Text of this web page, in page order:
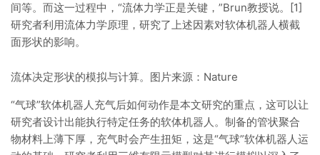
间等。而这一过程中，“流体力学正是关键，”Brun教授说。[1]
研究者利用流体力学原理，研究了上述因素对软体机器人横截
面形状的影响。
流体决定形状的模拟与计算。图片来源：Nature
“气球”软体机器人充气后如何动作是本文研究的重点，这可以让
研究者设计出能执行特定任务的软体机器人。制备的管状聚合
物材料上薄下厚，充气时会产生扭矩，这是“气球”软体机器人运